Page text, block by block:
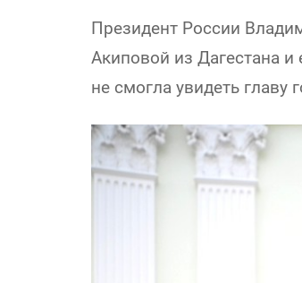
Президент России
Акиповой из Дагестана и
не смогла увидеть главу